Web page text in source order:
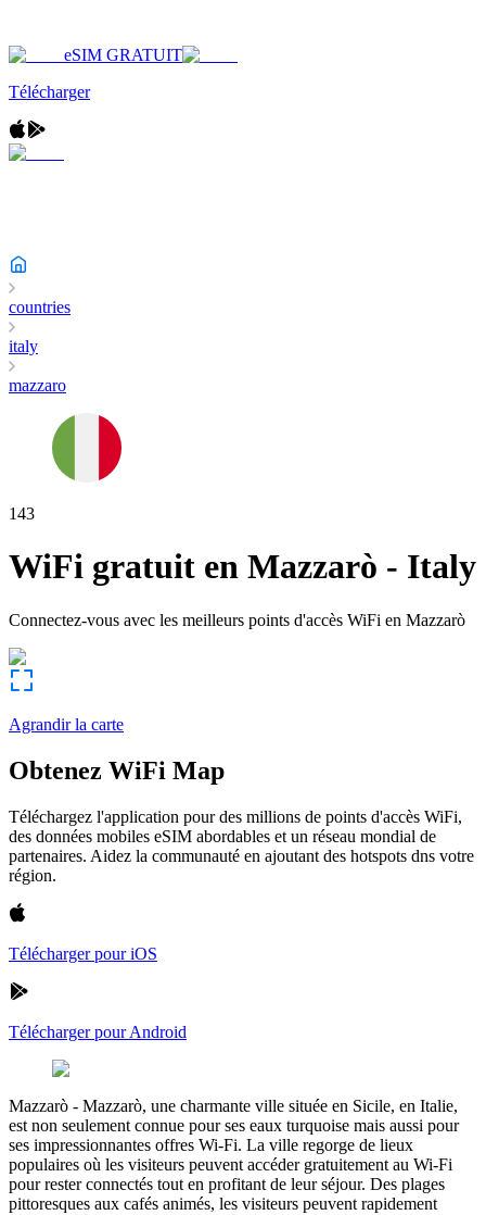
eSIM GRATUIT
Télécharger
countries
italy
mazzaro
143
WiFi gratuit en Mazzarò - Italy
Connectez-vous avec les meilleurs points d'accès WiFi en Mazzarò
Agrandir la carte
Obtenez WiFi Map
Téléchargez l'application pour des millions de points d'accès WiFi,
des données mobiles eSIM abordables et un réseau mondial de
partenaires. Aidez la communauté en ajoutant des hotspots dns votre
région.
Télécharger pour iOS
Télécharger pour Android
Mazzarò - Mazzarò, une charmante ville située en Sicile, en Italie,
est non seulement connue pour ses eaux turquoise mais aussi pour
ses impressionnantes offres Wi-Fi. La ville regorge de lieux
populaires où les visiteurs peuvent accéder gratuitement au Wi-Fi
pour rester connectés tout en profitant de leur séjour. Des plages
pittoresques aux cafés animés, les visiteurs peuvent rapidement